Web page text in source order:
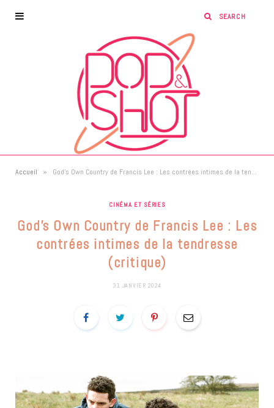
Accueil » God’s Own Country de Francis Lee : Les contrées intimes de la tendresse (critique)
CINÉMA ET SÉRIES
God’s Own Country de Francis Lee : Les
contrées intimes de la tendresse
(critique)
31 JANVIER 2024